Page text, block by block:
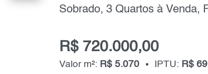
R$ 720.000,00
Valor m²: R$ 5.070 IPTU: R$ 69